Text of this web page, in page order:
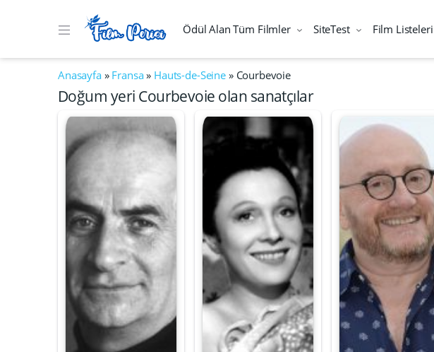
Ödül Alan Tüm Filmler SiteTest Film Listeleri
Anasayfa» Fransa» Hauts-de-Seine» Courbevoie
Doğum yeri Courbevoie olan sanatçılar